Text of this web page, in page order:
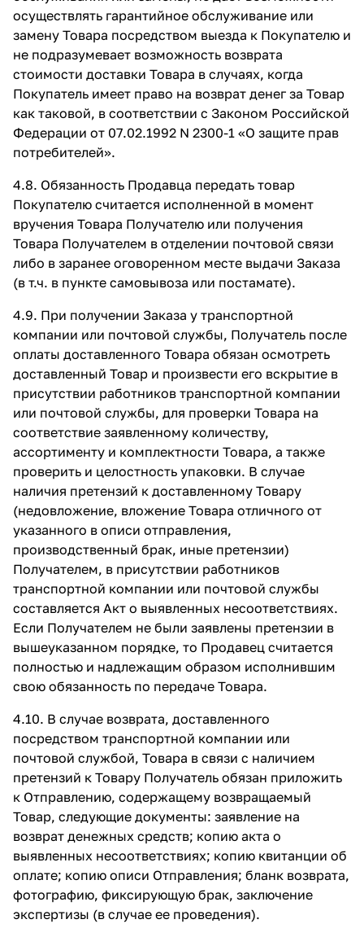
осуществлять гарантийное обслуживание или
замену Товара посредством выезда к Покупателю и
не подразумевает возможность возврата
стоимости доставки Товара в случаях, когда
Покупатель имеет право на возврат денег за Товар
как таковой, в соответствии с Законом Российской
Федерации от 07.02.1992 N 2300-1 «О защите прав
потребителей».
4.8. Обязанность Продавца передать товар
Покупателю считается исполненной в момент
вручения Товара Получателю или получения
Товара Получателем в отделении почтовой связи
либо в заранее оговоренном месте выдачи Заказа
(в т.ч. в пункте самовывоза или постамате).
4.9. При получении Заказа у транспортной
компании или почтовой службы, Получатель после
оплаты доставленного Товара обязан осмотреть
доставленный Товар и произвести его вскрытие в
присутствии работников транспортной компании
или почтовой службы, для проверки Товара на
соответствие заявленному количеству,
ассортименту и комплектности Товара, а также
проверить и целостность упаковки. В случае
наличия претензий к доставленному Товару
(недовложение, вложение Товара отличного от
указанного в описи отправления,
производственный брак, иные претензии)
Получателем, в присутствии работников
транспортной компании или почтовой службы
составляется Акт о выявленных несоответствиях.
Если Получателем не были заявлены претензии в
вышеуказанном порядке, то Продавец считается
полностью и надлежащим образом исполнившим
свою обязанность по передаче Товара.
4.10. В случае возврата, доставленного
посредством транспортной компании или
почтовой службой, Товара в связи с наличием
претензий к Товару Получатель обязан приложить
к Отправлению, содержащему возвращаемый
Товар, следующие документы: заявление на
возврат денежных средств; копию акта о
выявленных несоответствиях; копию квитанции об
оплате; копию описи Отправления; бланк возврата,
фотографию, фиксирующую брак, заключение
экспертизы (в случае ее проведения).